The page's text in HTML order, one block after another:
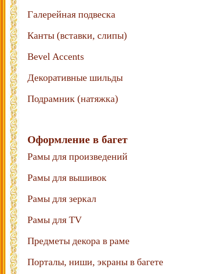
Галерейная подвеска
Канты (вставки, слипы)
Bevel Accents
Декоративные шильды
Подрамник (натяжка)
Оформление в багет
Рамы для произведений
Рамы для вышивок
Рамы для зеркал
Рамы для TV
Предметы декора в раме
Порталы, ниши, экраны в багете